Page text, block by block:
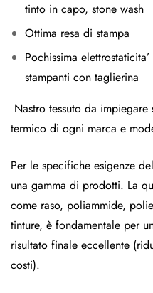
tinto in capo, stone wash
Ottima resa di stampa
Pochissima
stampanti con taglierina
Nastro tessuto da
termico di ogni marca e
Per le specifiche esigenze
una gamma di prodotti. La
come raso, poliammide,
tinture, è fondamentale per
risultato finale eccellente
costi).